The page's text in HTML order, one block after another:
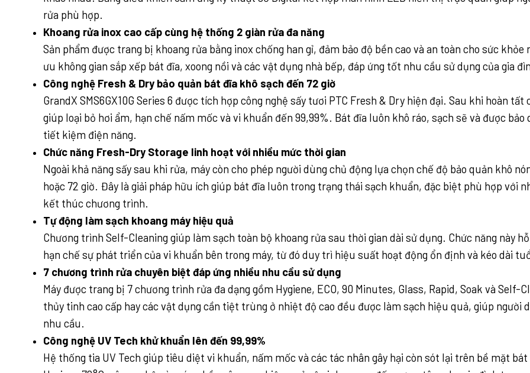
rửa phù hợp.
Khoang rửa inox cao cấp cùng hệ thống 2 giàn rửa đa năng
Sản phẩm được trang bị khoang rửa bằng inox chống han gỉ, đảm bảo độ bền cao và an toàn cho sức
ưu không gian sắp xếp bát đĩa, xoong nồi và các vật dụng nhà bếp, đáp ứng tốt nhu cầu sử dụng của gia
Công nghệ Fresh & Dry bảo quản bát đĩa khô sạch đến 72 giờ
GrandX SMS6GX10G Series 6 được tích hợp công nghệ sấy tươi PTC Fresh & Dry hiện đại. Sau khi hoàn
giúp loại bỏ hơi ẩm, hạn chế nấm mốc và vi khuẩn đến 99,99%. Bát đĩa luôn khô ráo, sạch sẽ và được
tiết kiệm điện năng.
Chức năng Fresh-Dry Storage linh hoạt với nhiều mức thời gian
Ngoài khả năng sấy sau khi rửa, máy còn cho phép người dùng chủ động lựa chọn chế độ bảo quản khô
hoặc 72 giờ. Đây là giải pháp hữu ích giúp bát đĩa luôn trong trạng thái sạch khuẩn, đặc biệt phù hợp với
kết thúc chương trình.
Tự động làm sạch khoang máy hiệu quả
Chương trình Self-Cleaning giúp làm sạch toàn bộ khoang rửa sau thời gian dài sử dụng. Chức năng này
hạn chế sự phát triển của vi khuẩn bên trong máy, từ đó duy trì hiệu suất hoạt động ổn định và kéo dài
7 chương trình rửa chuyên biệt đáp ứng nhiều nhu cầu sử dụng
Máy được trang bị 7 chương trình rửa đa dạng gồm Hygiene, ECO, 90 Minutes, Glass, Rapid, Soak và
thủy tinh cao cấp hay các vật dụng cần tiệt trùng ở nhiệt độ cao đều được làm sạch hiệu quả, giúp người
nhu cầu.
Công nghệ UV Tech khử khuẩn lên đến 99,99%
Hệ thống tia UV Tech giúp tiêu diệt vi khuẩn, nấm mốc và các tác nhân gây hại còn sót lại trên bề mặt